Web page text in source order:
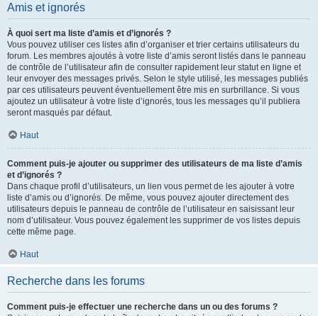
Amis et ignorés
À quoi sert ma liste d’amis et d’ignorés ?
Vous pouvez utiliser ces listes afin d’organiser et trier certains utilisateurs du
forum. Les membres ajoutés à votre liste d’amis seront listés dans le panneau
de contrôle de l’utilisateur afin de consulter rapidement leur statut en ligne et
leur envoyer des messages privés. Selon le style utilisé, les messages publiés
par ces utilisateurs peuvent éventuellement être mis en surbrillance. Si vous
ajoutez un utilisateur à votre liste d’ignorés, tous les messages qu’il publiera
seront masqués par défaut.
Haut
Comment puis-je ajouter ou supprimer des utilisateurs de ma liste d’amis
et d’ignorés ?
Dans chaque profil d’utilisateurs, un lien vous permet de les ajouter à votre
liste d’amis ou d’ignorés. De même, vous pouvez ajouter directement des
utilisateurs depuis le panneau de contrôle de l’utilisateur en saisissant leur
nom d’utilisateur. Vous pouvez également les supprimer de vos listes depuis
cette même page.
Haut
Recherche dans les forums
Comment puis-je effectuer une recherche dans un ou des forums ?